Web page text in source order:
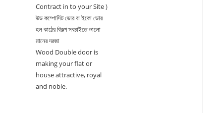
Contract in to your Site )
উড কম্পোসিট ডোর বা ইকো ডোর
হল কাঠের বিকল্প সবচাইতে ভালো
মানের দরজা
Wood Double door is
making your flat or
house attractive, royal
and noble.